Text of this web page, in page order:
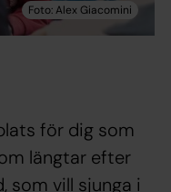
för dig som
längtar efter
som vill sjunga i